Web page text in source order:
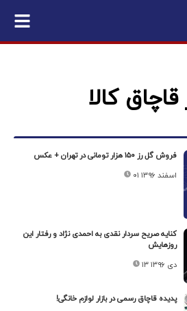
کالا
فروش گل رز ۱۵۰ هزار تومانی در تهران + عکس
۰۱ اسفند ۱۳۹۶
کنایه صریح سردار نقدی به احمدی نژاد و رفتار این
روزهایش
۱۳ دی ۱۳۹۶
پدیده قاچاق رسمی در بازار لوازم خانگی!